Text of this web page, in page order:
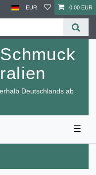
EUR 0,00 EUR
Deutschlands ab
☰